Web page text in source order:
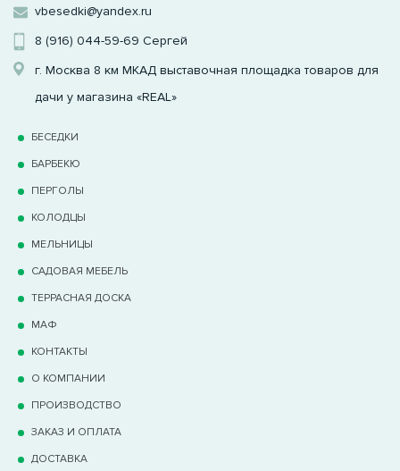
vbesedki@yandex.ru
8 (916) 044-59-69 Сергей
г. Москва 8 км МКАД выставочная площадка товаров для
дачи у магазина «REAL»
БЕСЕДКИ
БАРБЕКЮ
ПЕРГОЛЫ
КОЛОДЦЫ
МЕЛЬНИЦЫ
САДОВАЯ МЕБЕЛЬ
ТЕРРАCНАЯ ДОСКА
МАФ
КОНТАКТЫ
О КОМПАНИИ
ПРОИЗВОДСТВО
ЗАКАЗ И ОПЛАТА
ДОСТАВКА